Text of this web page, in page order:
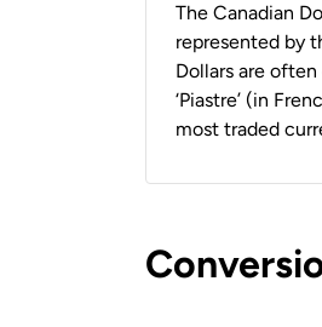
The Canadian
represented by
Dollars are often
‘Piastre’ (in
most traded